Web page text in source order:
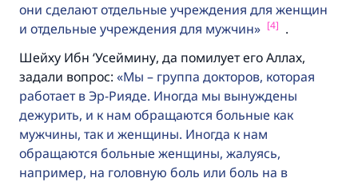
они сделают отдельные учреждения для женщин
и отдельные учреждения для мужчин
[4] .
Шейху Ибн ‘Усеймину, да помилует его Аллах,
задали вопрос:
Мы – группа докторов, которая
работает в Эр-Рияде. Иногда мы вынуждены
дежурить, и к нам обращаются больные как
мужчины, так и женщины. Иногда к нам
обращаются больные женщины, жалуясь,
например, на головную боль или боль на в